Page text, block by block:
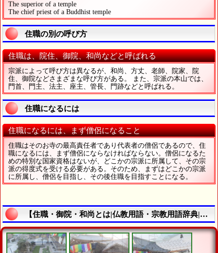
The superior of a temple
The chief priest of a Buddhist temple
住職の別の呼び方
住職は、院住、御院、和尚などと呼ばれる
宗派によって呼び方は異なるが、和尚、方丈、老師、院家、院
住、御院などさまざまな呼び方がある。 また、宗派の本山では、
門首、門主、法主、座主、管長、門跡などと呼ばれる。
住職になるには
住職になるには、まず僧侶になること
住職はそのお寺の最高責任者であり代表者の僧侶であるので、住
職になるには、まず僧侶にならなければならない。僧侶になるた
めの特別な国家資格はないが、どこかの宗派に所属して、その宗
派の得度式を受ける必要がある。そのため、まずはどこかの宗派
に所属し、僧侶を目指し、その後住職を目指すことになる。
【住職・御院・和尚とは|仏教用語・宗教用語辞典|真宗大谷派・東本願寺・浄土真宗お東愛西市西光寺】の説明終了